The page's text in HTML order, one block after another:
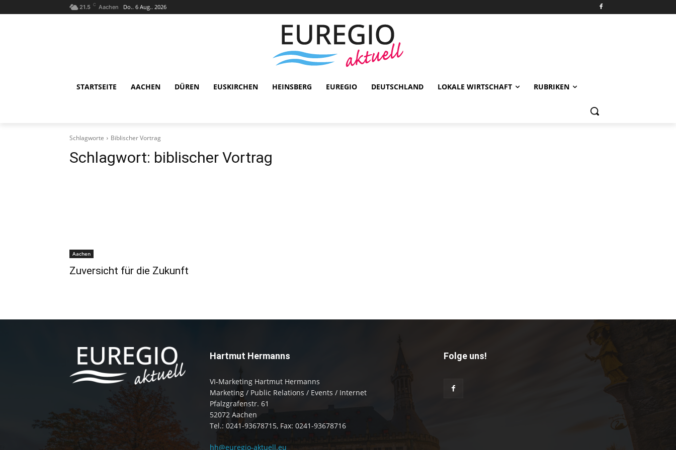
21.5 C Aachen Do.. 6 Aug.. 2026
STARTSEITE AACHEN DÜREN EUSKIRCHEN HEINSBERG EUREGIO DEUTSCHLAND LOKALE WIRTSCHAFT RUBRIKEN
Schlagworte Biblischer Vortrag
Schlagwort: biblischer Vortrag
Aachen
Zuversicht für die Zukunft
Hartmut Hermanns
VI-Marketing Hartmut Hermanns
Marketing / Public Relations / Events / Internet
Pfalzgrafenstr. 61
52072 Aachen
Tel.: 0241-93678715, Fax: 0241-93678716
hh@euregio-aktuell.eu
Folge uns!